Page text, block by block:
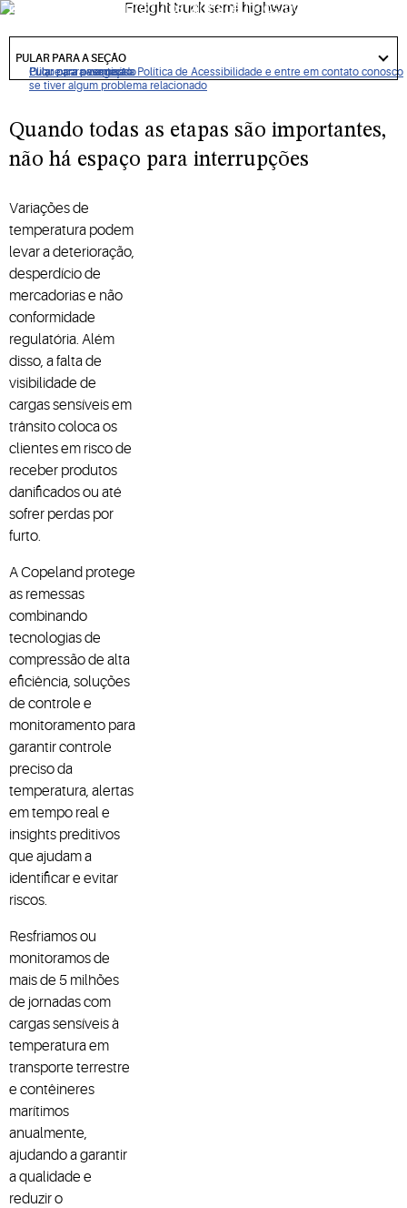
Clique para ver nossa Política de Acessibilidade e entre em contato conosco
se tiver algum problema relacionado
Pular para navegação
Pular para o conteúdo
Pular para pesquisa
como alimentos e produtos farmacêuticos, por meio de
a ponta, promovendo frescor, qualidade, eficiência
energética e conformidade regulatória.
to
section
PULAR PARA A SEÇÃO
Quando todas as etapas são importantes,
não há espaço para interrupções
Variações de
temperatura podem
levar a deterioração,
desperdício de
mercadorias e não
conformidade
regulatória. Além
disso, a falta de
visibilidade de
cargas sensíveis em
trânsito coloca os
clientes em risco de
receber produtos
danificados ou até
sofrer perdas por
furto.
A Copeland protege
as remessas
combinando
tecnologias de
compressão de alta
eficiência, soluções
de controle e
monitoramento para
garantir controle
preciso da
temperatura, alertas
em tempo real e
insights preditivos
que ajudam a
identificar e evitar
riscos.
Resfriamos ou
monitoramos de
mais de 5 milhões
de jornadas com
cargas sensíveis à
temperatura em
transporte terrestre
e contêineres
marítimos
anualmente,
ajudando a garantir
a qualidade e
reduzir o